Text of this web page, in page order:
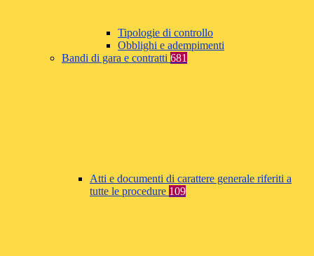
Tipologie di controllo
Obblighi e adempimenti
Bandi di gara e contratti 681
Atti e documenti di carattere generale riferiti a
tutte le procedure 109